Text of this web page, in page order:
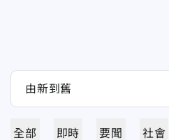
全部 即時 要聞 社會